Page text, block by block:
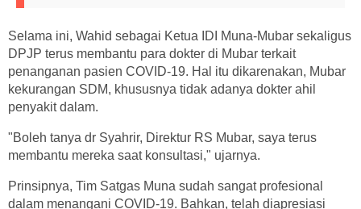
Selama ini, Wahid sebagai Ketua IDI Muna-Mubar sekaligus
DPJP terus membantu para dokter di Mubar terkait
penanganan pasien COVID-19. Hal itu dikarenakan, Mubar
kekurangan SDM, khususnya tidak adanya dokter ahil
penyakit dalam.
"Boleh tanya dr Syahrir, Direktur RS Mubar, saya terus
membantu mereka saat konsultasi," ujarnya.
Prinsipnya, Tim Satgas Muna sudah sangat profesional
dalam menangani COVID-19. Bahkan, telah diapresiasi